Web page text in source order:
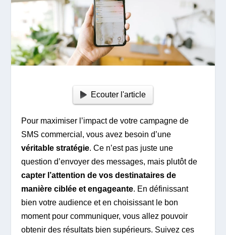
Ecouter l'article
Pour maximiser l’impact de votre campagne de
SMS commercial, vous avez besoin d’une
véritable stratégie. Ce n’est pas juste une
question d’envoyer des messages, mais plutôt de
capter l’attention de vos destinataires de
manière ciblée et engageante. En définissant
bien votre audience et en choisissant le bon
moment pour communiquer, vous allez pouvoir
obtenir des résultats bien supérieurs. Suivez ces